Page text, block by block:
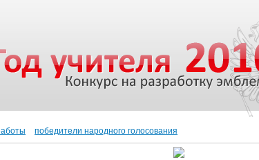
победители народного голосования